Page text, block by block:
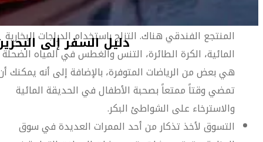
خذ جولة في قارب سريع إلى جزر حوار وتمتع بيوم في
المنتجع الفندقي هناك. التزلج باستخدام الدراجات البخارية
المائية، الكرة الطائرة، التنس والغطس في المياه الضحلة
هي بعض من الرياضات المتوفرة، بالإضافة إلى أنه يمكنك
تمضي وقتاً ممتعاً بصحبة الأطفال في الحديقة المائية
والاسترخاء على الشواطئ البكر.
التسوق لأخذ تذكار من أحد الممرات العديدة في سوق